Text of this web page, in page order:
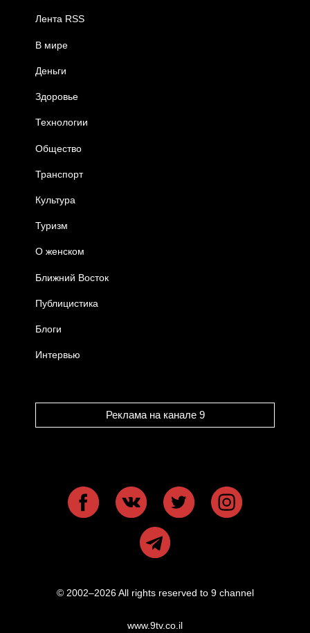
Лента RSS
В мире
Деньги
Здоровье
Технологии
Общество
Транспорт
Культура
Туризм
О женском
Ближний Восток
Публицистика
Блоги
Интервью
Реклама на канале 9
© 2002–2026 All rights reserved to 9 channel
www.9tv.co.il